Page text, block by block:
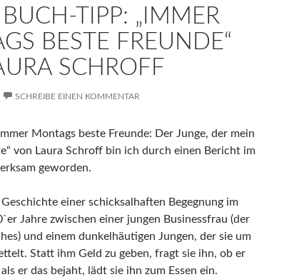
TIPP: „IMMER
BESTE FREUNDE“
SCHROFF
SCHREIBE EINEN KOMMENTAR
Montags beste Freunde: Der Junge, der mein
von Laura Schroff bin ich durch einen Bericht im
geworden.
einer schicksalhaften Begegnung im
Jahre zwischen einer jungen Businessfrau (der
und einem dunkelhäutigen Jungen, der sie um
Statt ihm Geld zu geben, fragt sie ihn, ob er
er das bejaht, lädt sie ihn zum Essen ein.